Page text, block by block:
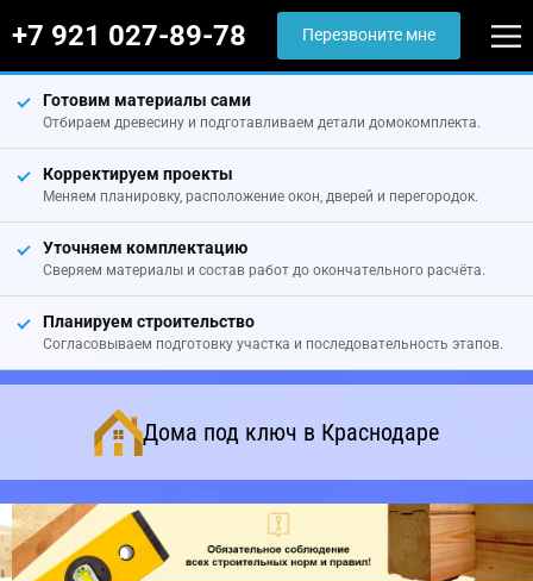
+7 921 027-89-78 Перезвоните мне
Готовим материалы сами
Отбираем древесину и подготавливаем детали домокомплекта.
Корректируем проекты
Меняем планировку, расположение окон, дверей и перегородок.
Уточняем комплектацию
Сверяем материалы и состав работ до окончательного расчёта.
Планируем строительство
Согласовываем подготовку участка и последовательность этапов.
Дома под ключ в Краснодаре